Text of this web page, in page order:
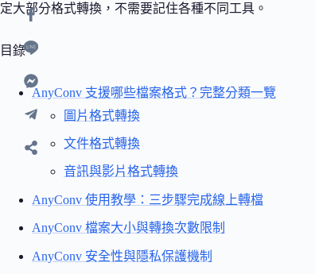
定大部分格式轉換，不需要記住各種不同工具。
目錄
AnyConv 支援哪些檔案格式？完整分類一覽
圖片格式轉換
文件格式轉換
音訊與影片格式轉換
AnyConv 使用教學：三步驟完成線上轉檔
AnyConv 檔案大小與轉換次數限制
AnyConv 安全性與隱私保護機制